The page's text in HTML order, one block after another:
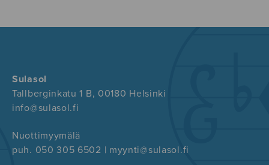
Sulasol
Tallberginkatu 1 B, 00180 Helsinki
info@sulasol.fi
Nuottimyymälä
puh. 050 305 6502 | myynti@sulasol.fi